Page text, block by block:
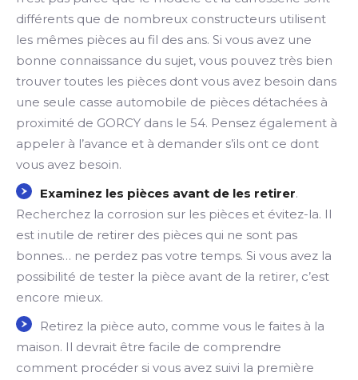
différents que de nombreux constructeurs utilisent
les mêmes pièces au fil des ans. Si vous avez une
bonne connaissance du sujet, vous pouvez très bien
trouver toutes les pièces dont vous avez besoin dans
une seule casse automobile de pièces détachées à
proximité de GORCY dans le 54. Pensez également à
appeler à l’avance et à demander s’ils ont ce dont
vous avez besoin.
Examinez les pièces avant de les retirer.
Recherchez la corrosion sur les pièces et évitez-la. Il
est inutile de retirer des pièces qui ne sont pas
bonnes… ne perdez pas votre temps. Si vous avez la
possibilité de tester la pièce avant de la retirer, c’est
encore mieux.
Retirez la pièce auto, comme vous le faites à la
maison. Il devrait être facile de comprendre
comment procéder si vous avez suivi la première